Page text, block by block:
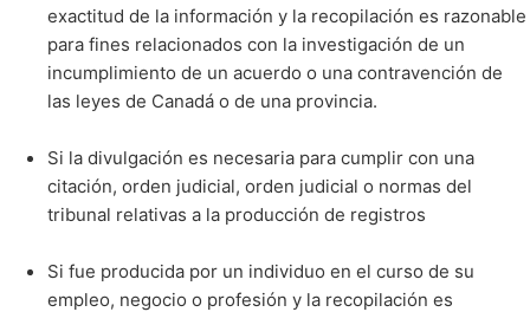
exactitud de la información y la recopilación es razonable
para fines relacionados con la investigación de un
incumplimiento de un acuerdo o una contravención de
las leyes de Canadá o de una provincia.
Si la divulgación es necesaria para cumplir con una
citación, orden judicial, orden judicial o normas del
tribunal relativas a la producción de registros
Si fue producida por un individuo en el curso de su
empleo, negocio o profesión y la recopilación es